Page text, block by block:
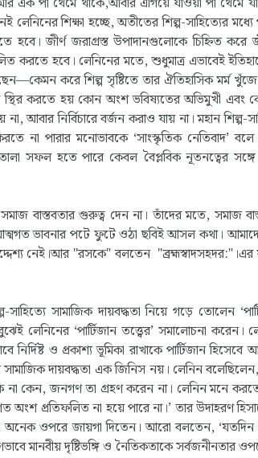
লেনিনের শিক্ষা হচ্ছে, অতীতের শিল্প-সাহিত্যের
জীর্ণ জরাগ্রস্ত উপাদানগুলোকে চিহ্নিত করে
করতে হবে। লেনিনের মতে, শুধুমাত্র এভাবেই
করে শিল্প সৃষ্টিতে তার ঐতিহাসিক
করতে হয় কোন অংশ ভবিষ্যতের অভিমুখী এবং
না, আবার নির্বিচারে বর্জন করাও যায় না। মহান শিল্প-
করতে না পারার মনোভাবকে ‘সাংস্কৃতিক নেতিবাদ’
সফল হতে পারে কেবল বৈপ্লবিক নূতনত্বের সঙ্গে
সমাজ বাস্তবতার গুরুত্ব দেন না। তাঁদের মতে, সমাজ
ভাবনার পটে ফুটে ওঠা ছবিই আসল কথা। আমাদের
নেই।আর "রসকে" বলতেন
সামাজিক দায়বদ্ধতা নিয়ে গড়ে তোলেন
লেনিনের ‘পার্টিজান তত্ত্বের’ সমালোচনা করেন।
নির্দিষ্ট ও প্রকাশ্য ভূমিকা রাখাকে পার্টিজান
দায়বদ্ধতা এক জিনিস নয়। লেনিন
না কেন, জনগণ তা গ্রহণ করেন না। লেনিন মনে
প্রতিফলিত না হয়ে পারে না।’ তার উদাহরণ
ওপরে জায়গা দিতেন। আরো বলতেন, ‘যতদিন
মানবীয় দৃষ্টিভঙ্গি ও নৈতিকতাকে সর্বজনীনতার